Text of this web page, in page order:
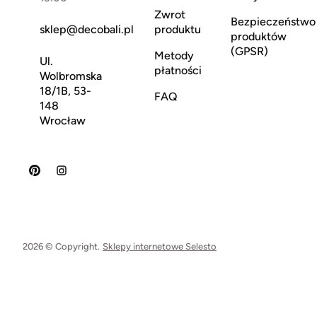
sklep@decobali.pl
Ul.
Wolbromska
18/1B, 53-
148
Wrocław
Zwrot
produktu
Metody
płatności
FAQ
Bezpieczeństwo
produktów
(GPSR)
2026 © Copyright. Sklepy internetowe Selesto